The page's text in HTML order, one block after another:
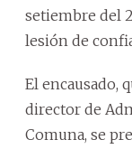
setiembre del
lesión de
El encausado,
director de
Comuna, se